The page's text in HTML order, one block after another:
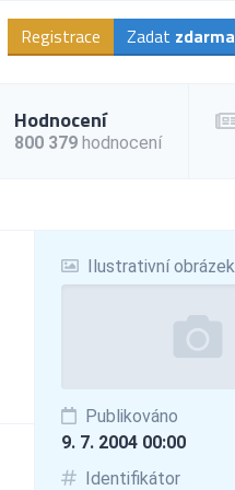
Registrace Zadat zdarma
Hodnocení
800 379 hodnocení
Ilustrativní obrázek
Publikováno
9. 7. 2004 00:00
Identifikátor